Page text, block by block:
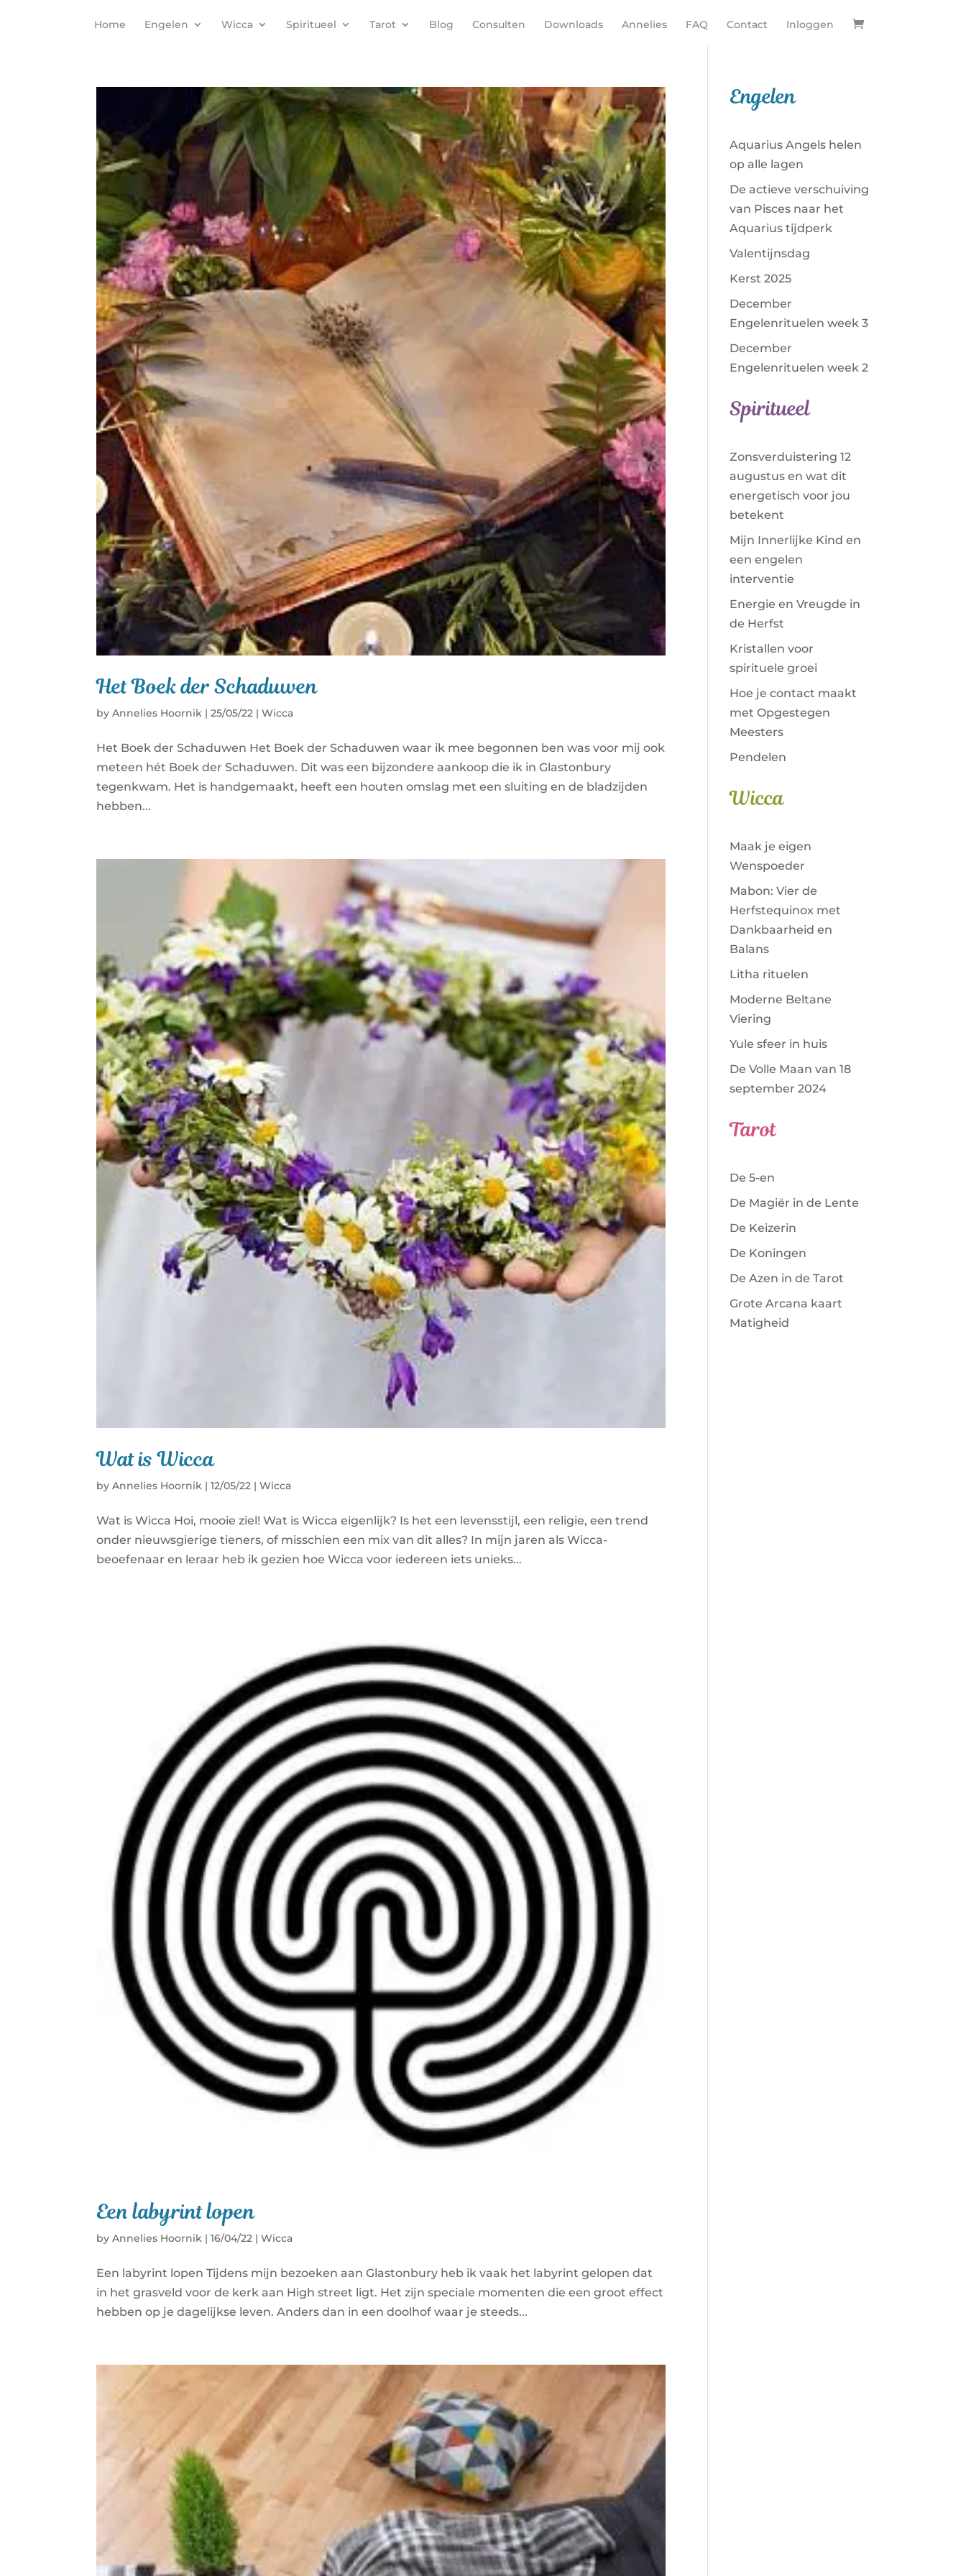
Home Engelen Wicca Spiritueel Tarot Blog Consulten Downloads Annelies FAQ Contact Inloggen
Het Boek der Schaduwen
byAnnelies Hoornik |25/05/22 |Wicca
Het Boek der Schaduwen Het Boek der Schaduwen waar ik mee begonnen ben was voor mij ook
meteen hét Boek der Schaduwen. Dit was een bijzondere aankoop die ik in Glastonbury
tegenkwam. Het is handgemaakt, heeft een houten omslag met een sluiting en de bladzijden
hebben...
Wat is Wicca
byAnnelies Hoornik |12/05/22 |Wicca
Wat is Wicca Hoi, mooie ziel! Wat is Wicca eigenlijk? Is het een levensstijl, een religie, een trend
onder nieuwsgierige tieners, of misschien een mix van dit alles? In mijn jaren als Wicca-
beoefenaar en leraar heb ik gezien hoe Wicca voor iedereen iets unieks...
Een labyrint lopen
byAnnelies Hoornik |16/04/22 |Wicca
Een labyrint lopen Tijdens mijn bezoeken aan Glastonbury heb ik vaak het labyrint gelopen dat
in het grasveld voor de kerk aan High street ligt. Het zijn speciale momenten die een groot effect
hebben op je dagelijkse leven. Anders dan in een doolhof waar je steeds...
Engelen
Aquarius Angels helen
op alle lagen
De actieve verschuiving
van Pisces naar het
Aquarius tijdperk
Valentijnsdag
Kerst 2025
December
Engelenrituelen week 3
December
Engelenrituelen week 2
Spiritueel
Zonsverduistering 12
augustus en wat dit
energetisch voor jou
betekent
Mijn Innerlijke Kind en
een engelen
interventie
Energie en Vreugde in
de Herfst
Kristallen voor
spirituele groei
Hoe je contact maakt
met Opgestegen
Meesters
Pendelen
Wicca
Maak je eigen
Wenspoeder
Mabon: Vier de
Herfstequinox met
Dankbaarheid en
Balans
Litha rituelen
Moderne Beltane
Viering
Yule sfeer in huis
De Volle Maan van 18
september 2024
Tarot
De 5-en
De Magiër in de Lente
De Keizerin
De Koningen
De Azen in de Tarot
Grote Arcana kaart
Matigheid